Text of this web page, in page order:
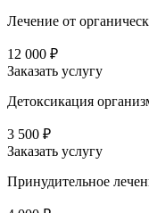
Лечение от
12 000 ₽
Заказать услугу
Детоксикация
3 500 ₽
Заказать услугу
Принудительное